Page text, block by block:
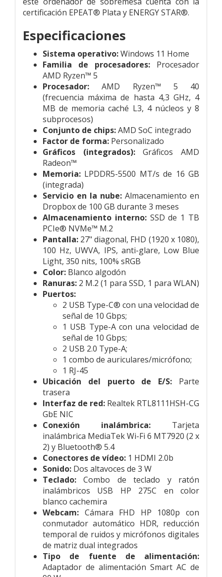
certificación EPEAT® Plata y ENERGY STAR®.
Especificaciones
Sistema operativo:Windows 11 Home
Familia de procesadores: Procesador
AMD Ryzen™ 5
Procesador: AMD Ryzen™ 5 40
(frecuencia máxima de hasta 4,3 GHz, 4
MB de memoria caché L3, 4 núcleos y 8
subprocesos)
Conjunto de chips:AMD SoC integrado
Factor de forma: Personalizado
Gráficos (integrados):Gráficos AMD
Radeon™
Memoria: LPDDR5-5500 MT/s de 16 GB
(integrada)
Servicio en la nube: Almacenamiento en
Dropbox de 100 GB durante 3 meses
Almacenamiento interno:SSD de 1 TB
PCIe® NVMe™ M.2
Pantalla: 27" diagonal, FHD (1920 x 1080),
100 Hz, UWVA, IPS, anti-glare, Low Blue
Light, 350 nits, 100% sRGB
Color: Blanco algodón
Ranuras: 2 M.2 (1 para SSD, 1 para WLAN)
Puertos:
2 USB Type-C® con una velocidad de
señal de 10 Gbps;
1 USB Type-A con una velocidad de
señal de 10 Gbps;
2 USB 2.0 Type-A;
1 combo de auriculares/micrófono;
1 RJ-45
Ubicación del puerto de E/S: Parte
trasera
Interfaz de red: Realtek RTL8111HSH-CG
GbE NIC
Conexión inalámbrica: Tarjeta
inalámbrica MediaTek Wi-Fi 6 MT7920 (2 x
2) y Bluetooth® 5.4
Conectores de vídeo: 1 HDMI 2.0b
Sonido: Dos altavoces de 3 W
Teclado: Combo de teclado y ratón
inalámbricos USB HP 275C en color
blanco cachemira
Webcam: Cámara FHD HP 1080p con
conmutador automático HDR, reducción
temporal de ruidos y micrófonos digitales
de matriz dual integrados
Tipo de fuente de alimentación:
Adaptador de alimentación Smart AC de